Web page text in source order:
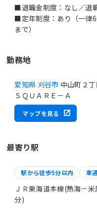
■退職金制度：なし／退
■定年制度：あり（一律
まで）
勤務地
愛知県 刈谷市 中山町２
ＳＱＵＡＲＥ－Ａ
マップを見る
最寄り駅
駅から徒歩5分以内 車
ＪＲ東海道本線(熱海－
分)